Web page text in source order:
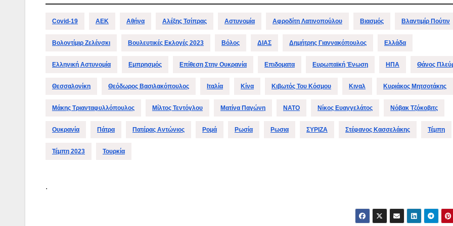
Covid-19 ΑΕΚ Αθήνα Αλέξης Τσίπρας Αστυνομία Αφροδίτη Λατινοπούλου Βιασμός Βλαντιμίρ Πούτιν
Βολοντίμιρ Ζελένσκι Βουλευτικές Εκλογές 2023 Βόλος ΔΙΑΣ Δημήτρης Γιαννακόπουλος Ελλάδα
Ελληνική Αστυνομία Εμπρησμός Επίθεση Στην Ουκρανία Επιδοματα Ευρωπαϊκή Ένωση ΗΠΑ Θάνος
Θεσσαλονίκη Θεόδωρος Βασιλακόπουλος Ιταλία Κίνα Κιβωτός Του Κόσμου Κιναλ Κυριάκος Μητσοτάκης
Μάκης Τριανταφυλλόπουλος Μίλτος Τεντόγλου Ματίνα Παγώνη ΝΑΤΟ Νίκος Ευαγγελάτος Νόβακ Τζόκοβιτς
Ουκρανία Πάτρα Πατέρας Αντώνιος Ρομά Ρωσία Ρωσια ΣΥΡΙΖΑ Στέφανος Κασσελάκης Τέμπη
Τέμπη 2023 Τουρκία
.